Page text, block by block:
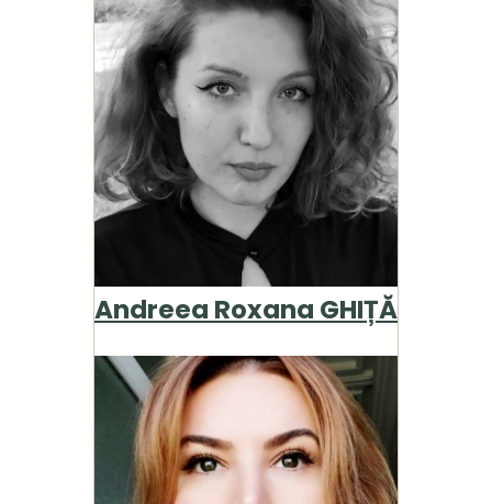
Andreea Roxana GHIȚĂ